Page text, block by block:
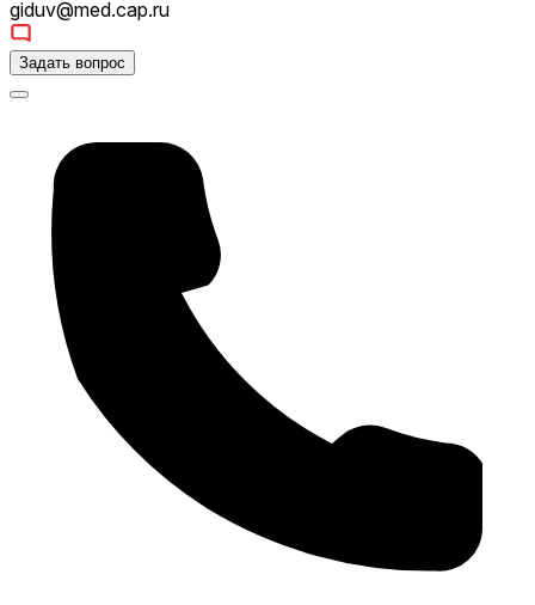
giduv@med.cap.ru
Задать вопрос